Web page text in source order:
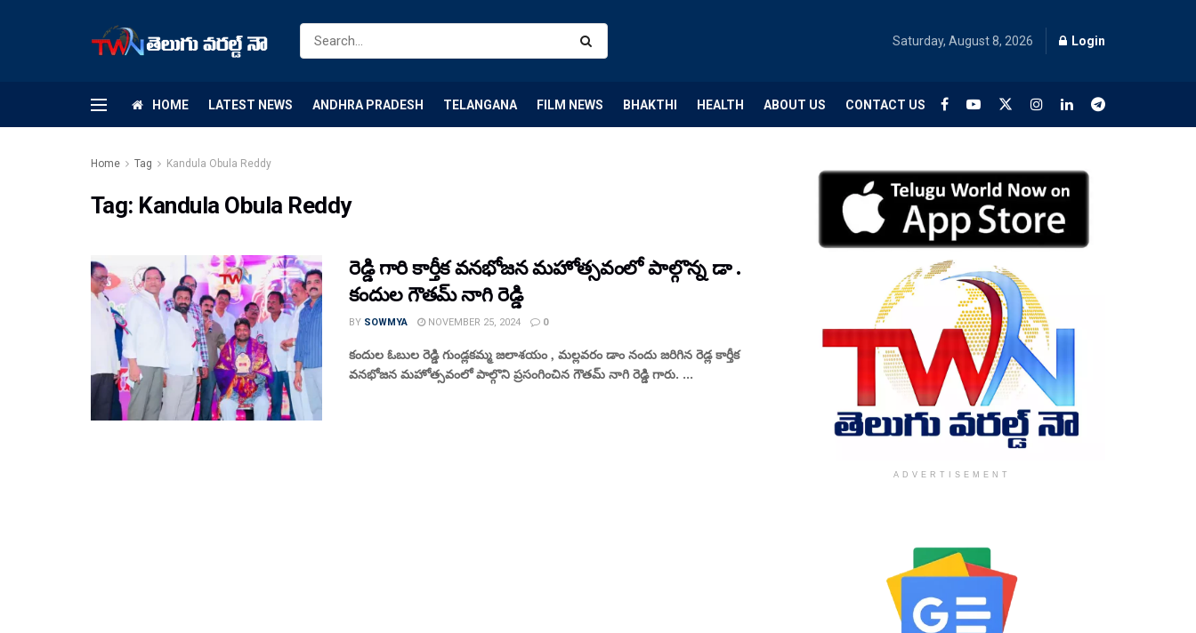
Saturday, August 8, 2026 Login
HOME LATEST NEWS ANDHRA PRADESH TELANGANA FILM NEWS BHAKTHI HEALTH ABOUT US CONTACT US
Home Tag Kandula Obula Reddy
Tag: Kandula Obula Reddy
రెడ్డి గారి కార్తీక వనభోజన మహోత్సవంలో పాల్గొన్న డా .
కందుల గౌతమ్ నాగి రెడ్డి
BY SOWMYA NOVEMBER 25, 2024 0
కందుల ఓబుల రెడ్డి గుండ్లకమ్మ జలాశయం , మల్లవరం డాం నందు జరిగిన రెడ్ల కార్తీక
వనభోజన మహోత్సవంలో పాల్గొని ప్రసంగించిన గౌతమ్ నాగి రెడ్డి గారు. ...
ADVERTISEMENT